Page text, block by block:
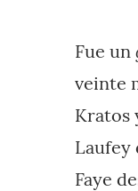
Fue un
veinte
Kratos
Laufey
Faye